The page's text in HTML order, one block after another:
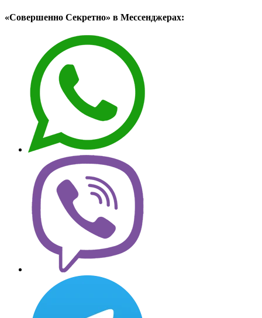
«Совершенно Секретно» в Мессенджерах: